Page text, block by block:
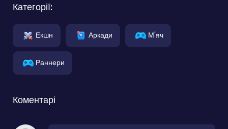
Категорії:
Екшн Аркади М'яч
Раннери
Коментарі